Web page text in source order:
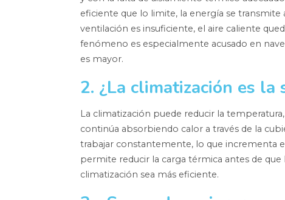
eficiente que lo limite, la energía se
ventilación es insuficiente, el aire caliente
fenómeno es especialmente acusado en
es mayor.
2. ¿La climatización es la
La climatización puede reducir la
continúa absorbiendo calor a través de la
trabajar constantemente, lo que incrementa
permite reducir la carga térmica antes de
climatización sea más eficiente.